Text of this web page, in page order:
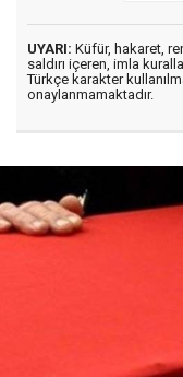
UYARI: Küfür, hakaret,
saldırı içeren, imla
Türkçe karakter
onaylanmamaktadır.